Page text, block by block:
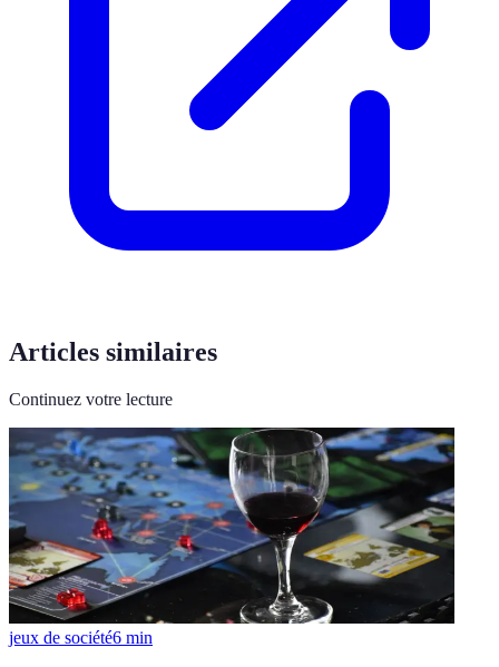
Articles similaires
Continuez votre lecture
jeux de société6 min